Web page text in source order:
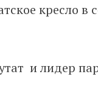
кресло в
и лидер